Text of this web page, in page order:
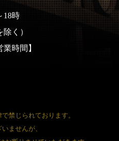
18時
く）
時間】
禁じられております。
ませんが、